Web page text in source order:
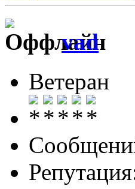
vad
Ветеран